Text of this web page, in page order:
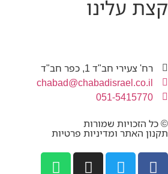
קצת עלינו
רח' צעירי חב"ד 1, כפר חב"ד
chabad@chabadisrael.co.il
051-5415770
© כל הזכויות שמורות
תקנון האתר ומדיניות פרטיות